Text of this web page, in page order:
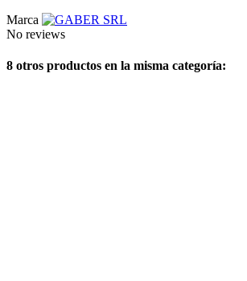
Marca
No reviews
8 otros productos en la misma categoría: